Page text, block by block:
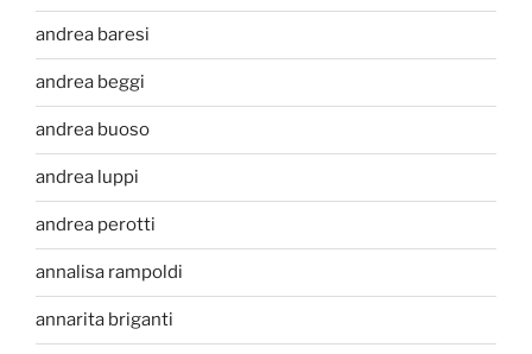
andrea baresi
andrea beggi
andrea buoso
andrea luppi
andrea perotti
annalisa rampoldi
annarita briganti